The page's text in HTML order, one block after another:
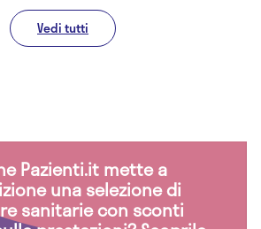
Vedi tutti
Pazienti.it mette a
una selezione di
sanitarie con sconti